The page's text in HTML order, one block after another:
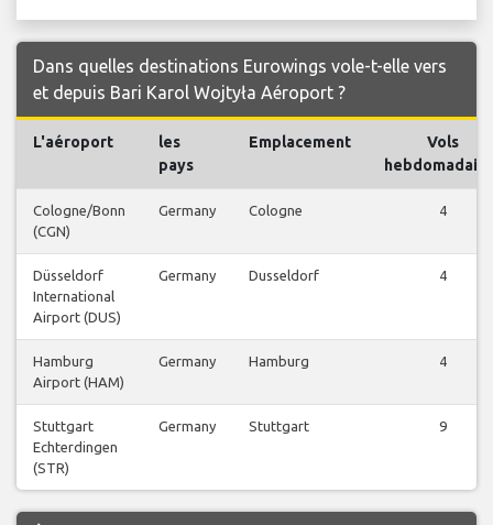
Dans quelles destinations Eurowings vole-t-elle vers
et depuis Bari Karol Wojtyła Aéroport ?
L'aéroport
les
pays
Emplacement
Vols
Cologne/Bonn
(CGN)
Germany Cologne 4
Düsseldorf
International
Airport (DUS)
Germany Dusseldorf 4
Hamburg
Airport (HAM)
Germany Hamburg 4
Stuttgart
Echterdingen
(STR)
Germany Stuttgart 9